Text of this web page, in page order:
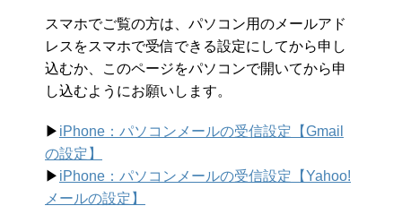
スマホでご覧の方は、パソコン用のメールアド
レスをスマホで受信できる設定にしてから申し
込むか、このページをパソコンで開いてから申
し込むようにお願いします。
▶︎ iPhone：パソコンメールの受信設定【Gmail
の設定】
▶︎ iPhone：パソコンメールの受信設定【Yahoo!
メールの設定】